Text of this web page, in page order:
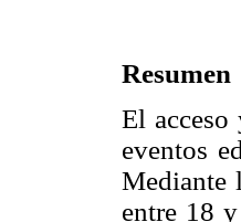
Resumen
El
eventos
Mediante
entre 18